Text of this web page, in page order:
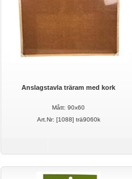
Anslagstavla träram med kork
Mått: 90x60
Art.Nr: [1088] trä9060k